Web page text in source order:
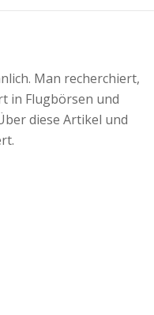
Man recherchiert,
in Flugbörsen und
diese Artikel und